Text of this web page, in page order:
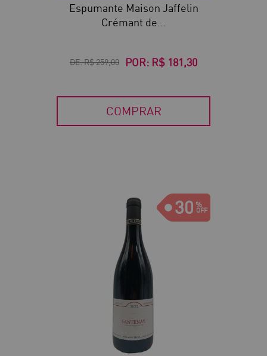
Espumante Maison Jaffelin
Crémant de...
DE:R$ 259,00 POR: R$ 181,30
COMPRAR
30